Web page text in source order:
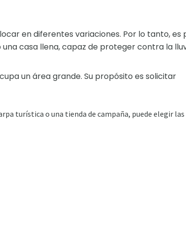
en diferentes variaciones. Por lo tanto, es
casa llena, capaz de proteger contra la
un área grande. Su propósito es solicitar
turística o una tienda de campaña, puede elegir las